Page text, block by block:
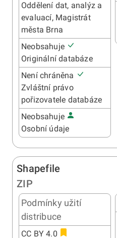
Oddělení dat, analýz a
evaluací, Magistrát
města Brna
Neobsahuje
Originální databáze
Není chráněna
Zvláštní právo
pořizovatele databáze
Neobsahuje
Osobní údaje
Shapefile
ZIP
Podmínky užití
distribuce
CC BY 4.0